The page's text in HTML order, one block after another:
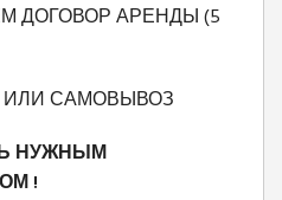
ДОГОВОР АРЕНДЫ (5
ИЛИ САМОВЫВОЗ
НУЖНЫМ
!